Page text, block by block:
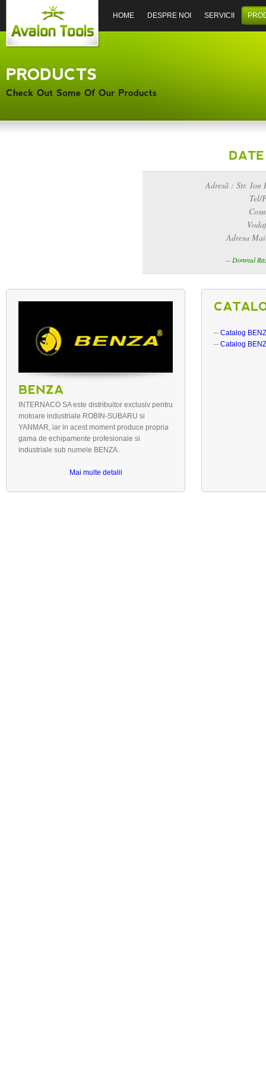
HOME DESPRE NOI SERVICII
Adresă : Str. Ion
Tel/
Adresa
-- Domnul
INTERNACO SA este distribuitor exclusiv pentru
motoare industriale ROBIN-SUBARU si
YANMAR, iar in acest moment produce propria
gama de echipamente profesionale si
industriale sub numele BENZA.
Mai multe detalii
-- Catalog
-- Catalog